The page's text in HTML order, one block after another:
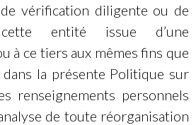
vérification diligente ou de
entité issue d’une
à ce tiers aux mêmes fins que
dans la présente Politique sur
renseignements personnels
de toute réorganisation